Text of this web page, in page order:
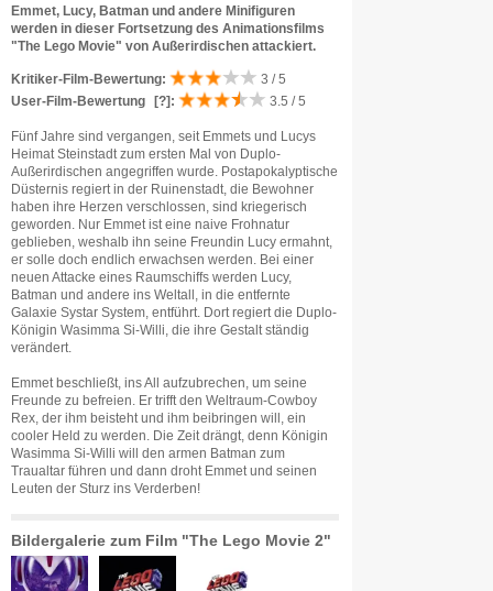
Emmet, Lucy, Batman und andere Minifiguren
werden in dieser Fortsetzung des Animationsfilms
"The Lego Movie" von Außerirdischen attackiert.
Kritiker-Film-Bewertung:
3 / 5
User-Film-Bewertung
[?] : 3.5 / 5
Fünf Jahre sind vergangen, seit Emmets und Lucys
Heimat Steinstadt zum ersten Mal von Duplo-
Außerirdischen angegriffen wurde. Postapokalyptische
Düsternis regiert in der Ruinenstadt, die Bewohner
haben ihre Herzen verschlossen, sind kriegerisch
geworden. Nur Emmet ist eine naive Frohnatur
geblieben, weshalb ihn seine Freundin Lucy ermahnt,
er solle doch endlich erwachsen werden. Bei einer
neuen Attacke eines Raumschiffs werden Lucy,
Batman und andere ins Weltall, in die entfernte
Galaxie Systar System, entführt. Dort regiert die Duplo-
Königin Wasimma Si-Willi, die ihre Gestalt ständig
verändert.
Emmet beschließt, ins All aufzubrechen, um seine
Freunde zu befreien. Er trifft den Weltraum-Cowboy
Rex, der ihm beisteht und ihm beibringen will, ein
cooler Held zu werden. Die Zeit drängt, denn Königin
Wasimma Si-Willi will den armen Batman zum
Traualtar führen und dann droht Emmet und seinen
Leuten der Sturz ins Verderben!
Bildergalerie zum Film "The Lego Movie 2"